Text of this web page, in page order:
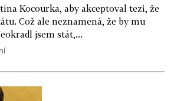
Kocourka, aby akceptoval tezi, že
Což ale neznamená, že by mu
jsem stát,...